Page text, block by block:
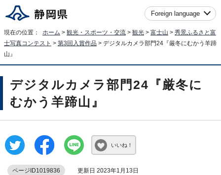
Foreign language
現在の位置： ホーム > 観光・スポーツ・交流 > 観光 > 富士山 > 秀景ふるさと富
士写真コンテスト > 第3回入賞作品 > デジタルカメラ部門24『厳冬にむかう羊蹄
山』
デジタルカメラ部門24『厳冬に
むかう羊蹄山』
いいね！
ページID1019836 更新日 2023年1月13日